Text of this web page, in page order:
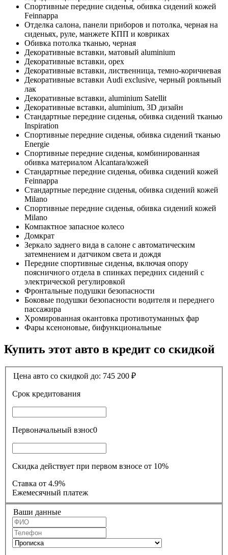
Спортивные передние сиденья, обивка сидений кожей
Feinnappa
Отделка салона, панели приборов и потолка, черная на
сиденьях, руле, манжете КПП и ковриках
Обивка потолка тканью, черная
Декоративные вставки, матовый aluminium
Декоративные вставки, орех
Декоративные вставки, лиственница, темно-коричневая
Декоративные вставки Audi exclusive, черный рояльный
лак
Декоративные вставки, aluminium Satellit
Декоративные вставки, aluminium, 3D дизайн
Стандартные передние сиденья, обивка сидений тканью
Inspiration
Спортивные передние сиденья, обивка сидений тканью
Energie
Спортивные передние сиденья, комбинированная
обивка материалом Alcantara/кожей
Стандартные передние сиденья, обивка сидений кожей
Feinnappa
Стандартные передние сиденья, обивка сидений кожей
Milano
Спортивные передние сиденья, обивка сидений кожей
Milano
Компактное запасное колесо
Домкрат
Зеркало заднего вида в салоне с автоматическим
затемнением и датчиком света и дождя
Передние спортивные сиденья, включая опору
поясничного отдела в спинках передних сидений с
электрической регулировкой
Фронтальные подушки безопасности
Боковые подушки безопасности водителя и переднего
пассажира
Хромированная окантовка противотуманных фар
Фары ксеноновые, бифункциональные
Купить этот авто в кредит со скидкой
Цена авто со скидкой до: 745 200 ₽
Срок кредитования
Первоначальный взнос0
Скидка действует при первом взносе от 10%
Ставка
от 4.9%
Ежемесячный платеж
Ваши данные